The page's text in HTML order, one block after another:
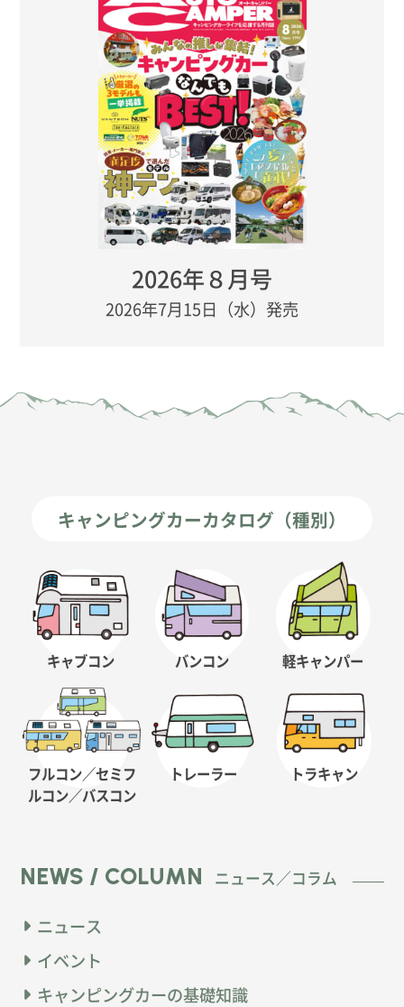
2026年８月号
2026年7月15日（水）発売
キャンピングカーカタログ（種別）
キャブコン バンコン 軽キャンパー
フルコン／セミフ
ルコン／バスコン
トレーラー トラキャン
NEWS / COLUMN ニュース／コラム
ニュース
イベント
キャンピングカーの基礎知識